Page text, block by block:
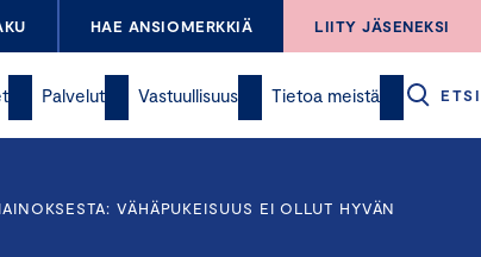
HAE ANSIOMERKKIÄ LIITY JÄSENEKSI
Palvelut Vastuullisuus Tietoa meistä ETSI
VÄHÄPUKEISUUS EI OLLUT HYVÄN